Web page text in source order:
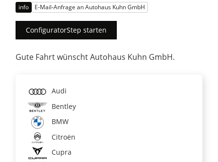
info E-Mail-Anfrage an Autohaus Kuhn GmbH
ConfiguratorStep starten
Gute Fahrt wünscht Autohaus Kuhn GmbH.
Audi
Bentley
BMW
Citroën
Cupra